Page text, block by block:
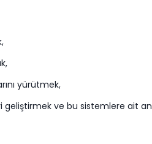
yürütmek,
ve bu sistemlere ait